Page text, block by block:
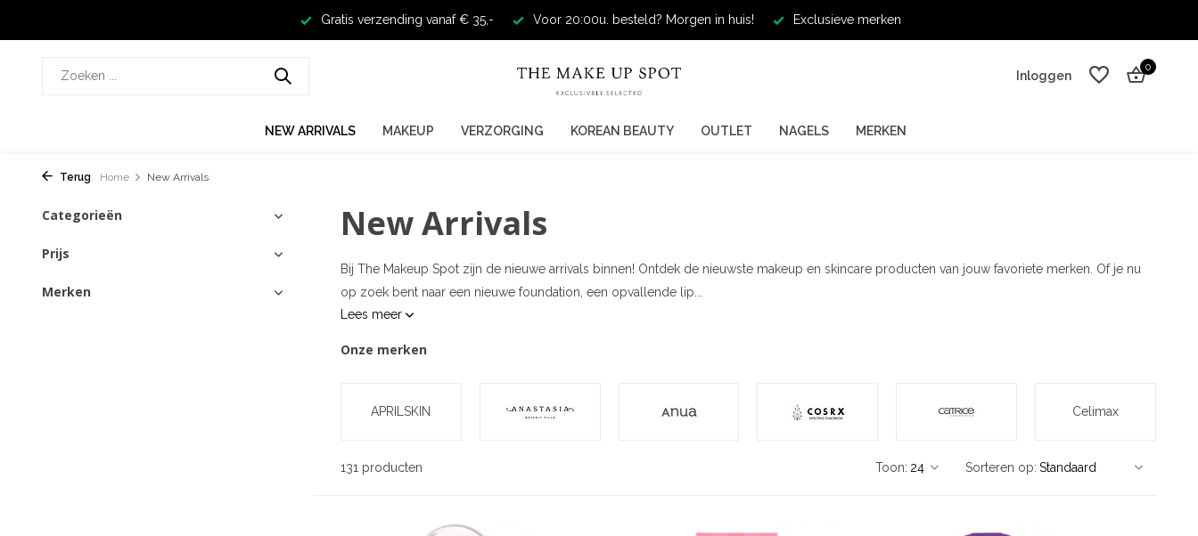
Gratis verzending vanaf € 35,- Voor 20:00u. besteld? Morgen in huis! Exclusieve merken
Inloggen
0
NEW ARRIVALS MAKEUP VERZORGING KOREAN BEAUTY OUTLET NAGELS MERKEN
Terug Home New Arrivals
Categorieën
Prijs
Merken
New Arrivals
Bij The Makeup Spot zijn de nieuwe arrivals binnen! Ontdek de nieuwste makeup en skincare producten van jouw favoriete merken. Of je nu
op zoek bent naar een nieuwe foundation, een opvallende lip...
Lees meer
Onze merken
APRILSKIN Celimax
131 producten Toon: Sorteren op: